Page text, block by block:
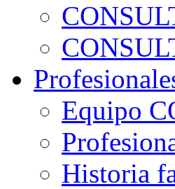
Equipo
Historia